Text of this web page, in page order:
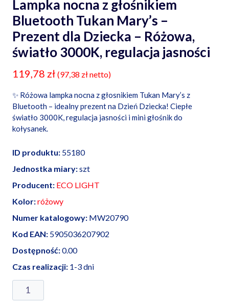
Lampka nocna z głośnikiem
Bluetooth Tukan Mary’s –
Prezent dla Dziecka – Różowa,
światło 3000K, regulacja jasności
119,78 zł (97,38 złnetto)
✨ Różowa lampka nocna z głosnikiem Tukan Mary’s z
Bluetooth – idealny prezent na Dzień Dziecka! Ciepłe
światło 3000K, regulacja jasności i mini głośnik do
kołysanek.
ID produktu: 55180
Jednostka miary:szt
Producent: ECO LIGHT
Kolor:różowy
Numer katalogowy: MW20790
Kod EAN: 5905036207902
Dostępność:0.00
Czas realizacji: 1-3 dni
ilość
Lampka